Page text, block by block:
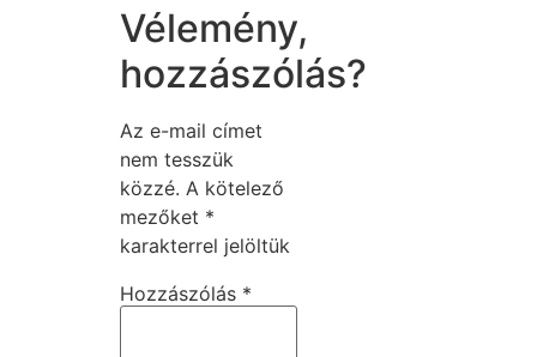
Vélemény,
hozzászólás?
Az e-mail címet
nem tesszük
közzé. A kötelező
mezőket *
karakterrel jelöltük
Hozzászólás *